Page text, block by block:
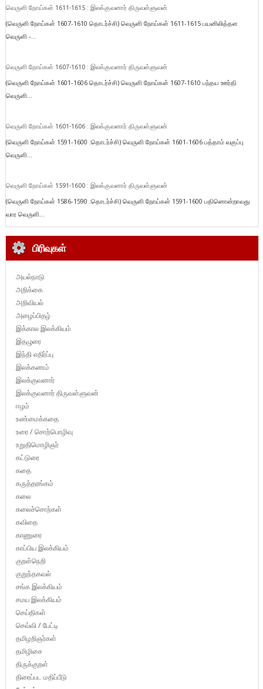
வெருளி நோய்கள் 1611-1615 : இலக்குவனார் திருவள்ளுவன்
(வெருளி நோய்கள் 1607-1610 தொடர்ச்சி) வெருளி நோய்கள் 1611-1615 பயனிலித்தள
வெருளி -...
வெருளி நோய்கள் 1607-1610 : இலக்குவனார் திருவள்ளுவன்
(வெருளி நோய்கள் 1601-1606 தொடர்ச்சி) வெருளி நோய்கள் 1607-1610 பந்தய ஊர்தி
வெருளி...
வெருளி நோய்கள் 1601-1606 : இலக்குவனார் திருவள்ளுவன்
(வெருளி நோய்கள் 1591-1600 :தொடர்ச்சி) வெருளி நோய்கள் 1601-1606 பத்தாம் வகுப்பு
வெருளி...
வெருளி நோய்கள் 1591-1600 : இலக்குவனார் திருவள்ளுவன்
(வெருளி நோய்கள் 1586-1590 :தொடர்ச்சி) வெருளி நோய்கள் 1591-1600 பதினொன்றாவது
வார வெருளி...
பிரிவுகள்
அயல்நாடு
அறிக்கை
அறிவியல்
அழைப்பிதழ்
இக்கால இலக்கியம்
இதழுரை
இந்தி எதிர்ப்பு
இலக்கணம்
இலக்குவனார்
இலக்குவனார் திருவள்ளுவன்
ஈழம்
உண்மைக்கதை
உரை / சொற்பொழிவு
உறுதிமொழிஞர்
கட்டுரை
கதை
கருத்தரங்கம்
கலை
கலைச்சொற்கள்
கவிதை
காணுரை
காப்பிய இலக்கியம்
குறள்நெறி
குறுந்தகவல்
சங்க இலக்கியம்
சமய இலக்கியம்
செய்திகள்
செவ்வி / பேட்டி
தமிழறிஞர்கள்
தமிழிசை
திருக்குறள்
திரைப்பட மதிப்பீடு